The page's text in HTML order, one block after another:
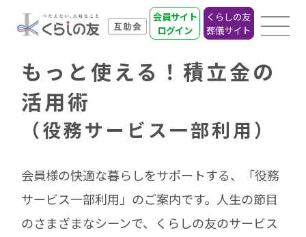
会員サイト
ログイン
くらしの友
葬儀サイト
もっと使える！積⽴⾦の
活⽤術
（役務サービス⼀部利⽤）
会員様の快適な暮らしをサポートする、「役務
サービス⼀部利⽤」のご案内です。 ⼈⽣の節⽬
のさまざまなシーンで、くらしの友のサービス